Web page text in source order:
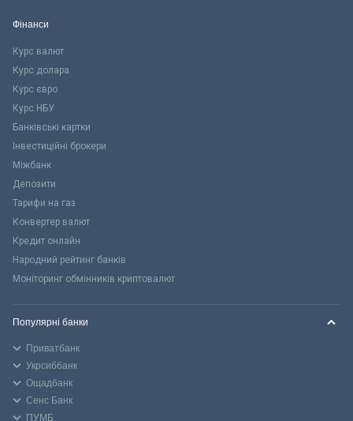
Фінанси
Курс валют
Курс долара
Курс євро
Курс НБУ
Банківські картки
Інвестиційні брокери
Міжбанк
Депозити
Тарифи на газ
Конвертер валют
Кредит онлайн
Народний рейтинг банків
Моніторинг обмінників криптовалют
Популярні банки
Приватбанк
Укрсиббанк
Ощадбанк
Сенс Банк
ПУМБ